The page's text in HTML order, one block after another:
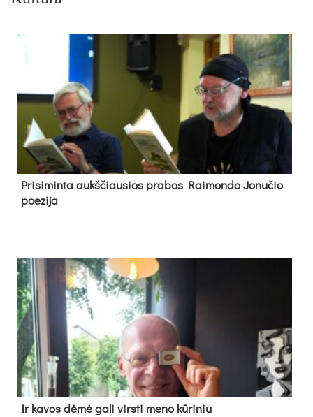
Pri­si­min­ta aukš­čiau­sios pra­bos Rai­mon­do Jo­nu­čio
poe­zi­ja
Ir ka­vos dė­mė ga­li virs­ti me­no kū­ri­niu